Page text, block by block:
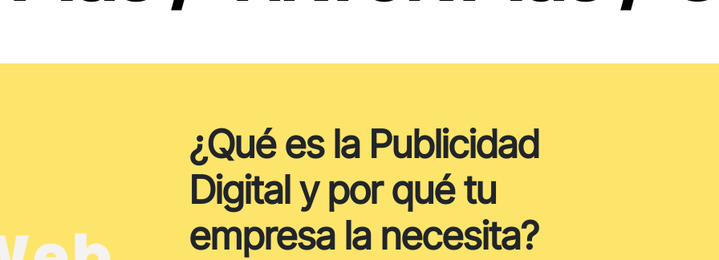
¿Qué es la Publicidad
Digital y por qué tu
empresa la necesita?